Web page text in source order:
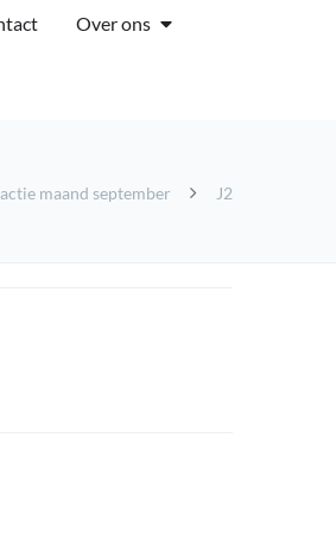
Over ons
maand september J2